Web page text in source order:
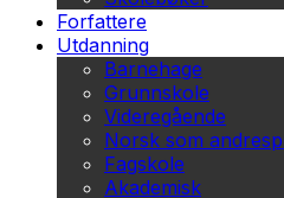
Forfattere
Utdanning
Barnehage
Grunnskole
Videregående
Norsk som
Fagskole
Akademisk